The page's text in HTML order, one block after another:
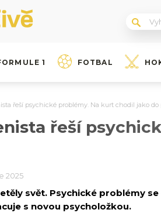
1 FOTBAL
řeší psychické problémy. Na kurt chodil jako do
řeší
2025
svět. Psychické problémy
s novou psycholožkou.